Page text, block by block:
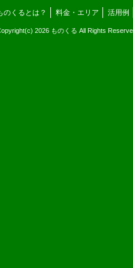
のくるとは？ 料金・エリア 活用例
2026 ものくる All Rights